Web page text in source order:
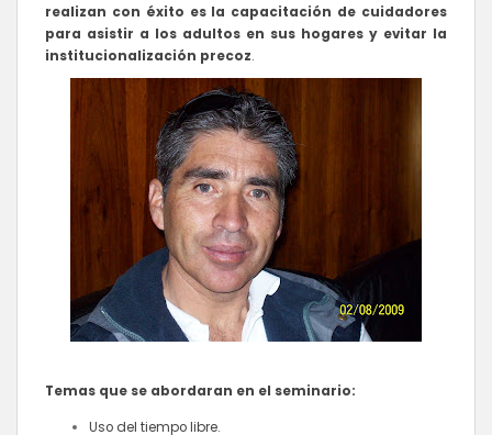
realizan con éxito es la capacitación de cuidadores
para asistir a los adultos en sus hogares y evitar la
institucionalización precoz.
Temas que se abordaran en el seminario:
Uso del tiempo libre.